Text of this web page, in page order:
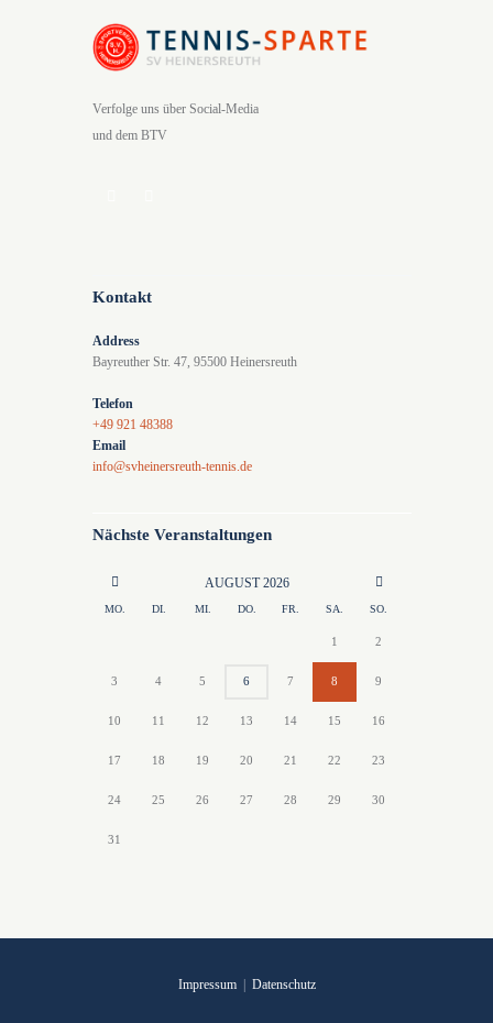
Verfolge uns über Social-Media
und dem BTV
Kontakt
Address
Bayreuther Str. 47, 95500 Heinersreuth
Telefon
+49 921 48388
Email
info@svheinersreuth-tennis.de
Nächste Veranstaltungen
AUGUST2026
MO. DI. MI. DO. FR. SA. SO.
1 2
3 4 5 6 7 8 9
10 11 12 13 14 15 16
17 18 19 20 21 22 23
24 25 26 27 28 29 30
31
Impressum| Datenschutz